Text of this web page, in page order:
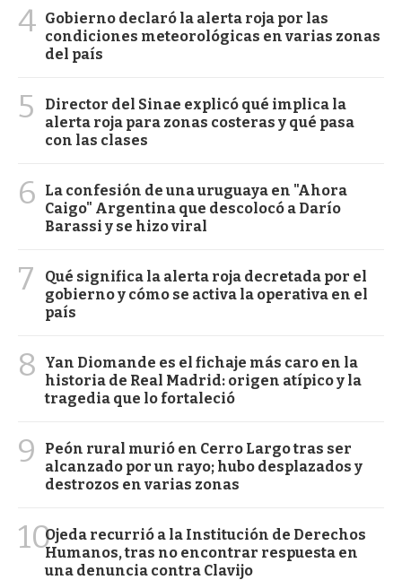
4 Gobierno declaró la alerta roja por las
condiciones meteorológicas en varias zonas
del país
5
Director del Sinae explicó qué implica la
alerta roja para zonas costeras y qué pasa
con las clases
6
La confesión de una uruguaya en "Ahora
Caigo" Argentina que descolocó a Darío
Barassi y se hizo viral
7
Qué significa la alerta roja decretada por el
gobierno y cómo se activa la operativa en el
país
8
Yan Diomande es el fichaje más caro en la
historia de Real Madrid: origen atípico y la
tragedia que lo fortaleció
9
Peón rural murió en Cerro Largo tras ser
alcanzado por un rayo; hubo desplazados y
destrozos en varias zonas
10Ojeda recurrió a la Institución de Derechos
Humanos, tras no encontrar respuesta en
una denuncia contra Clavijo